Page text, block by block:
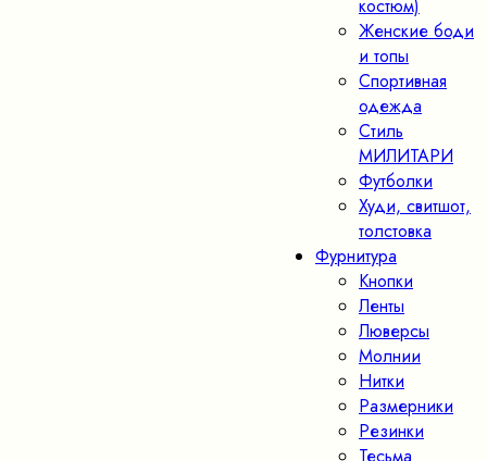
костюм)
Женские боди
и топы
Спортивная
одежда
Стиль
МИЛИТАРИ
Футболки
Худи, свитшот,
толстовка
Фурнитура
Кнопки
Ленты
Люверсы
Молнии
Нитки
Размерники
Резинки